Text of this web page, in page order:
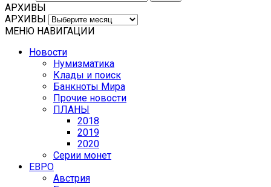
АРХИВЫ
АРХИВЫ
МЕНЮ НАВИГАЦИИ
Новости
Нумизматика
Клады и поиск
Банкноты Мира
Прочие новости
ПЛАНЫ
2018
2019
2020
Серии монет
ЕВРО
Австрия